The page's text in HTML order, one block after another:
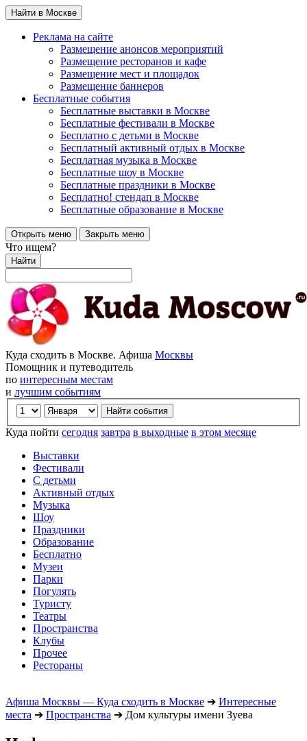
Найти в Москве
Реклама на сайте
Размещение анонсов мероприятий
Размещение ресторанов и кафе
Размещение мест и площадок
Размещение баннеров
Бесплатные события
Бесплатные выставки в Москве
Бесплатные фестивали в Москве
Бесплатно с детьми в Москве
Бесплатный активный отдых в Москве
Бесплатная музыка в Москве
Бесплатные шоу в Москве
Бесплатные праздники в Москве
Бесплатно! стендап в Москве
Бесплатные образование в Москве
Открыть меню Закрыть меню
Что ищем?
Найти
Куда сходить в Москве. Афиша Москвы
Помощник и путеводитель
по интересным местам
и лучшим событиям
Куда пойти сегодня завтра в выходные в этом месяце
Выставки
Фестивали
С детьми
Активный отдых
Музыка
Шоу
Праздники
Образование
Бесплатно
Музеи
Парки
Погулять
Туристу
Театры
Пространства
Клубы
Прочее
Рестораны
Афиша Москвы — Куда сходить в Москве ➔ Интересные
места ➔ Пространства ➔ Дом культуры имени Зуева